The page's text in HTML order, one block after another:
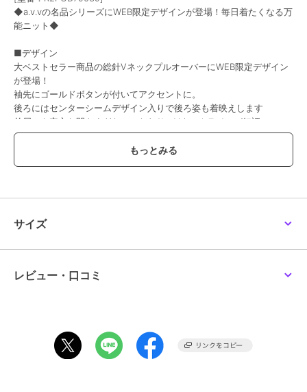
◆a.v.vの名品シリーズにWEB限定デザインが登場！毎日着たくなる万
能ニット◆
■デザイン
大ベストセラー商品の総針VネックプルオーバーにWEB限定デザイン
が登場！
袖先にゴールドボタンが付いてアクセントに。
後ろにはセンターシームデザイン入りで後ろ姿も着映えします
前屈みも安心な開きすぎないこだわりのVネックラインが好評
短すぎない五分袖で気になる二の腕もカバー
程よいパフスリーブが大人女性にぴったりのシルエット
トレンドに左右されないベーシックなデザインで長く使えます
■素材
ドライタッチで快適な着心地です
■コーディネート
オンオフ問わず活躍する万能トップスです。
サイズ
レビュー・口コミ